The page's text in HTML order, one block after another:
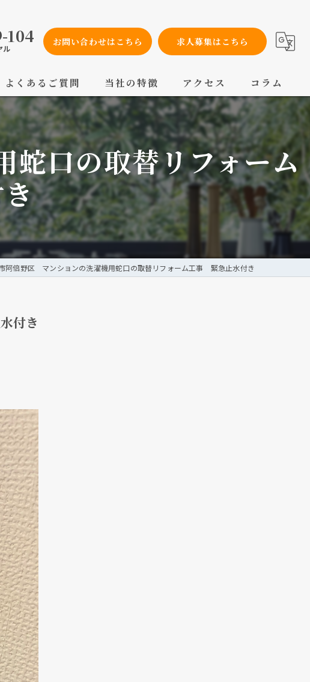
104
ル
お問い合わせはこちら 求人募集はこちら
よくあるご質問 当社の特徴
設備工事
内装工事
メンテナンス
配管工事
交換
アクセス コラム
口の取替リフォーム
阿倍野区 マンションの洗濯機用蛇口の取替リフォーム工事 緊急止水付き
付き